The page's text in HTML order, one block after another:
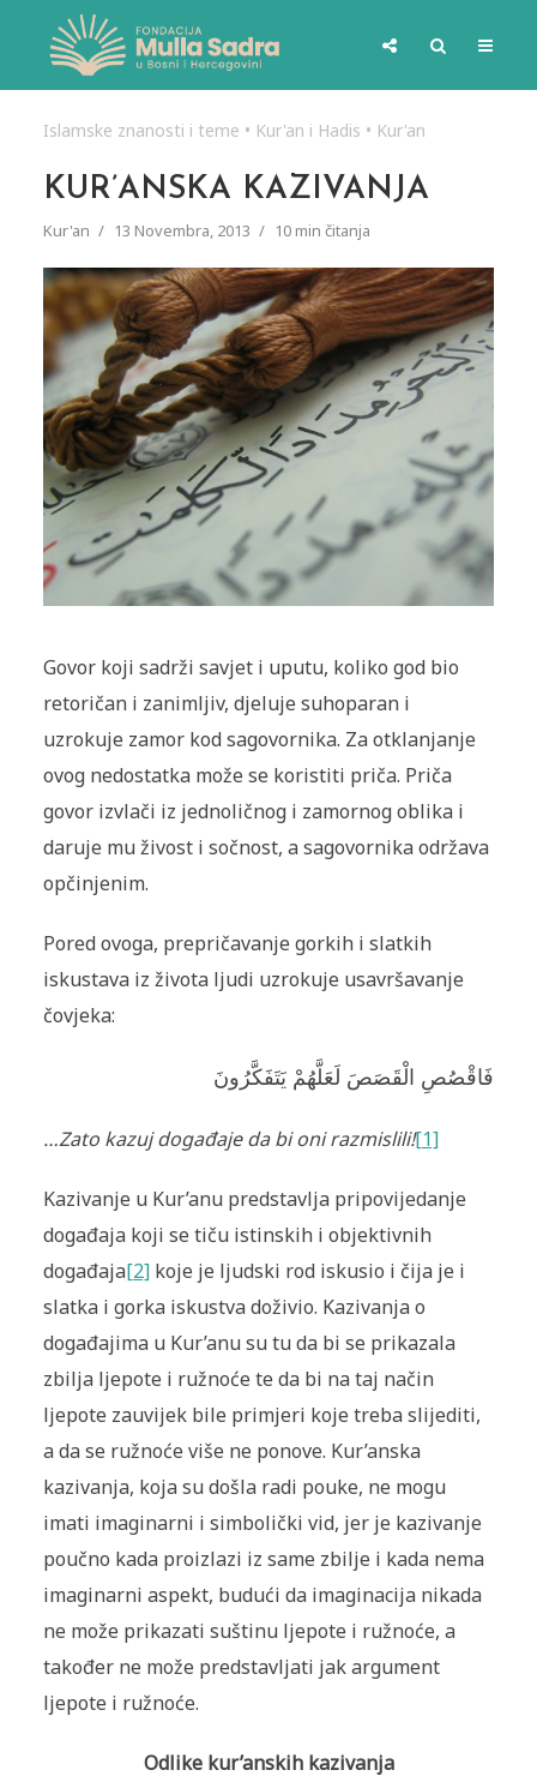
Islamske znanosti i teme • Kur'an i Hadis • Kur'an
KUR’ANSKA KAZIVANJA
Kur'an 13 Novembra, 2013 10 min čitanja
Govor koji sadrži savjet i uputu, koliko god bio
retoričan i zanimljiv, djeluje suhoparan i
uzrokuje zamor kod sagovornika. Za otklanjanje
ovog nedostatka može se koristiti priča. Priča
govor izvlači iz jednoličnog i zamornog oblika i
daruje mu živost i sočnost, a sagovornika održava
opčinjenim.
Pored ovoga, prepričavanje gorkih i slatkih
iskustava iz života ljudi uzrokuje usavršavanje
čovjeka:
فَاقْصُصِ الْقَصَصَ لَعَلَّهُمْ يَتَفَكَّرُونَ
…Zato kazuj događaje da bi oni razmislili![1]
Kazivanje u Kur’anu predstavlja pripovijedanje
događaja koji se tiču istinskih i objektivnih
događaja[2]koje je ljudski rod iskusio i čija je i
slatka i gorka iskustva doživio. Kazivanja o
događajima u Kur’anu su tu da bi se prikazala
zbilja ljepote i ružnoće te da bi na taj način
ljepote zauvijek bile primjeri koje treba slijediti,
a da se ružnoće više ne ponove. Kur’anska
kazivanja, koja su došla radi pouke, ne mogu
imati imaginarni i simbolički vid, jer je kazivanje
poučno kada proizlazi iz same zbilje i kada nema
imaginarni aspekt, budući da imaginacija nikada
ne može prikazati suštinu ljepote i ružnoće, a
također ne može predstavljati jak argument
ljepote i ružnoće.
Odlike kur’anskih kazivanja